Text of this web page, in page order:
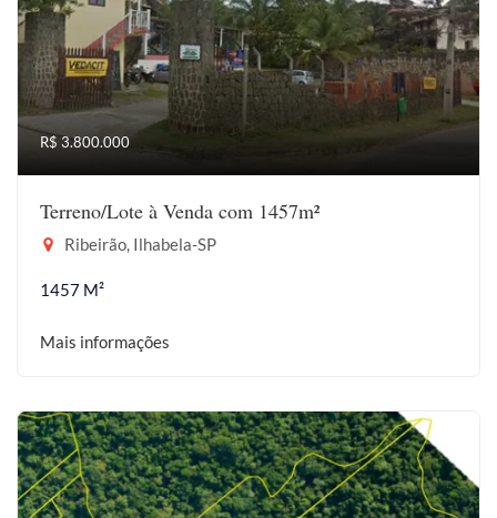
R$ 3.800.000
Terreno/Lote à Venda com 1457m²
Ribeirão, Ilhabela-SP
1457 M²
Mais informações